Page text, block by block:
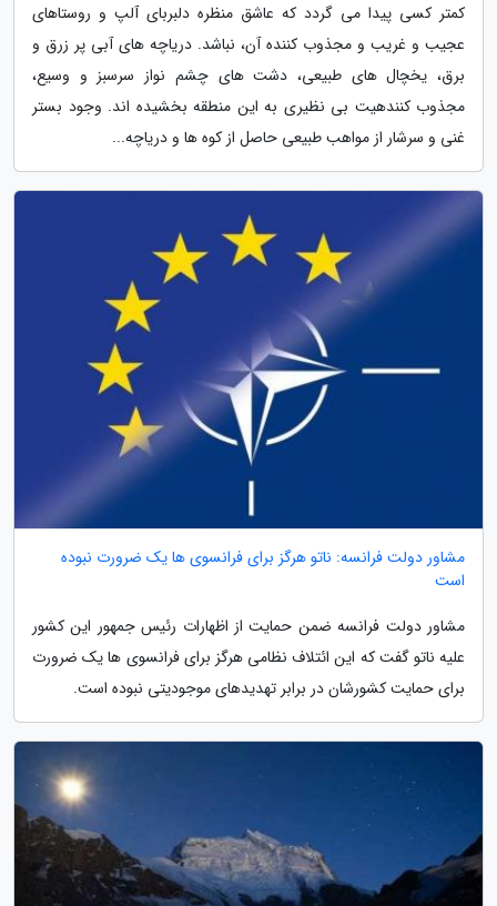
کمتر کسی پیدا می گردد که عاشق منظره دلبربای آلپ و روستاهای
عجیب و غریب و مجذوب کننده آن، نباشد. دریاچه های آبی پر زرق و
برق، یخچال های طبیعی، دشت های چشم نواز سرسبز و وسیع،
مجذوب کنندهیت بی نظیری به این منطقه بخشیده اند. وجود بستر
غنی و سرشار از مواهب طبیعی حاصل از کوه ها و دریاچه...
مشاور دولت فرانسه: ناتو هرگز برای فرانسوی ها یک ضرورت نبوده
است
مشاور دولت فرانسه ضمن حمایت از اظهارات رئیس جمهور این کشور
علیه ناتو گفت که این ائتلاف نظامی هرگز برای فرانسوی ها یک ضرورت
برای حمایت کشورشان در برابر تهدیدهای موجودیتی نبوده است.